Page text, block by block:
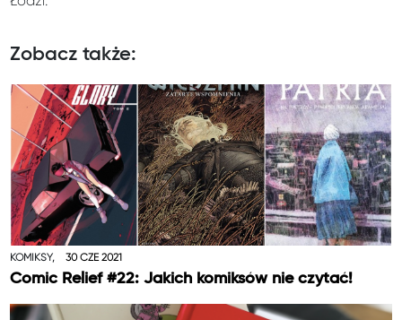
Zobacz także:
KOMIKSY, 30 CZE 2021
Comic Relief #22: Jakich komiksów nie czytać!